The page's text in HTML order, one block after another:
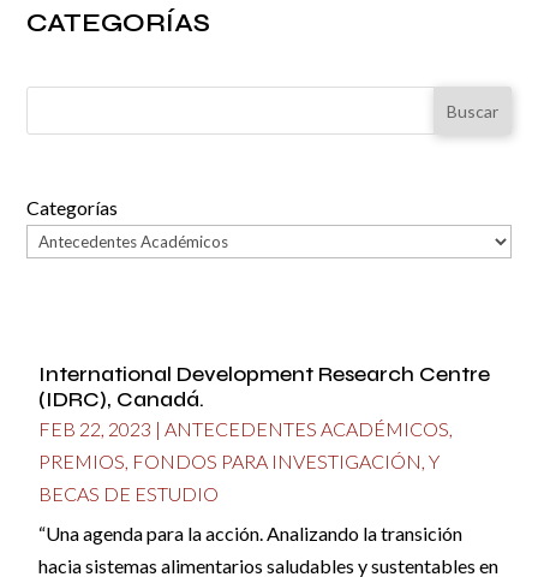
CATEGORÍAS
Buscar
Categorías
International Development Research Centre
(IDRC), Canadá.
FEB 22, 2023 |ANTECEDENTES ACADÉMICOS,
PREMIOS, FONDOS PARA INVESTIGACIÓN, Y
BECAS DE ESTUDIO
“Una agenda para la acción. Analizando la transición
hacia sistemas alimentarios saludables y sustentables en